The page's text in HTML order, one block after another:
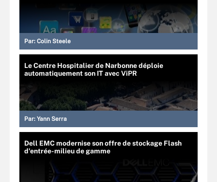
Par: Colin Steele
Le Centre Hospitalier de Narbonne déploie
automatiquement son IT avec ViPR
Par: Yann Serra
Dell EMC modernise son offre de stockage Flash
d'entrée-milieu de gamme